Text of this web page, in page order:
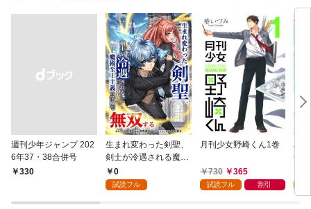
週刊少年ジャンプ 202
6年37・38合併号
￥330
生まれ変わった剣聖、
剣士が冷遇される魔術
至上主義の学園で無双
する第1話
0
試読フル
月刊少女野崎くん1巻
730 365
試読フル 割引
JD
年